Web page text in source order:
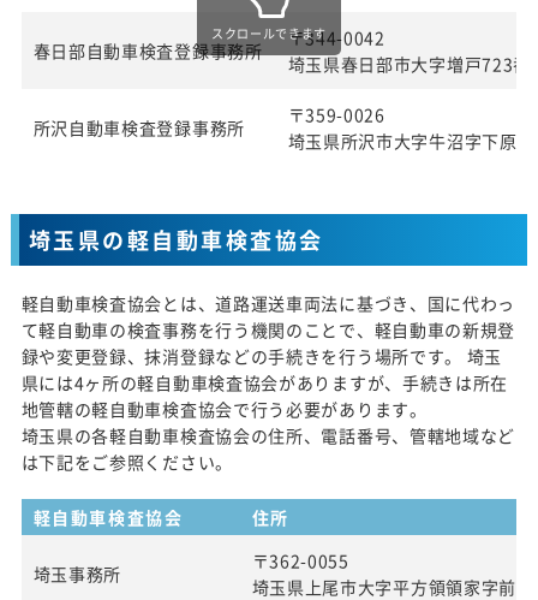
春日部自動車検査登録事務所
〒344-0042
埼玉県春日部市大字増戸723番
所沢自動車検査登録事務所
〒359-0026
埼玉県所沢市大字牛沼字下原
スクロールできます
埼玉県の軽自動車検査協会
軽自動車検査協会とは、道路運送車両法に基づき、国に代わっ
て軽自動車の検査事務を行う機関のことで、軽自動車の新規登
録や変更登録、抹消登録などの手続きを行う場所です。 埼玉
県には4ヶ所の軽自動車検査協会がありますが、手続きは所在
地管轄の軽自動車検査協会で行う必要があります。
埼玉県の各軽自動車検査協会の住所、電話番号、管轄地域など
は下記をご参照ください。
軽自動車検査協会 住所
埼玉事務所
〒362-0055
埼玉県上尾市大字平方領領家字前